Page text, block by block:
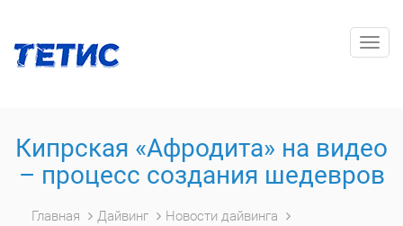
Кипрская «Афродита» на видео
– процесс создания шедевров
Главная Дайвинг
Новости дайвинга